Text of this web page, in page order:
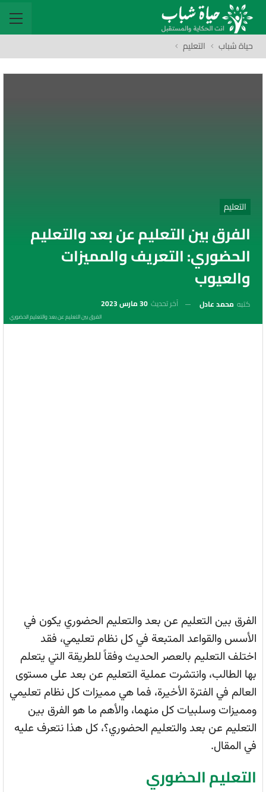
حياة شباب التعليم
التعليم
الفرق بين التعليم عن بعد والتعليم
الحضوري: التعريف والمميزات
والعيوب
كتبه محمد عادل آخر تحديث 30 مارس 2023
الفرق بين التعليم عن بعد والتعليم الحضوري
الفرق بين التعليم عن بعد والتعليم الحضوري يكون في
الأسس والقواعد المتبعة في كل نظام تعليمي، فقد
اختلف التعليم بالعصر الحديث وفقاً للطريقة التي يتعلم
بها الطالب، وانتشرت عملية التعليم عن بعد على مستوى
العالم في الفترة الأخيرة، فما هي مميزات كل نظام تعليمي
ومميزات وسلبيات كل منهما، والأهم ما هو الفرق بين
التعليم عن بعد والتعليم الحضوري؟، كل هذا نتعرف عليه
في المقال.
التعليم الحضوري